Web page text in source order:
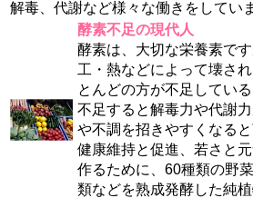
解毒、代謝など様々な働きをしてい
酵素不足の現代人
酵素は、大切な栄養素で
工・熱などによって壊さ
とんどの方が不足している
不足すると解毒力や代謝
や不調を招きやすくなると
健康維持と促進、若さと
作るために、60種類の野
類などを熟成発酵した純